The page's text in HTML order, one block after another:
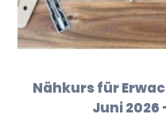
Nähkurs für
Juni 2026